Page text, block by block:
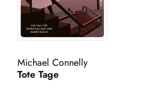
Michael Connelly
Tote Tage